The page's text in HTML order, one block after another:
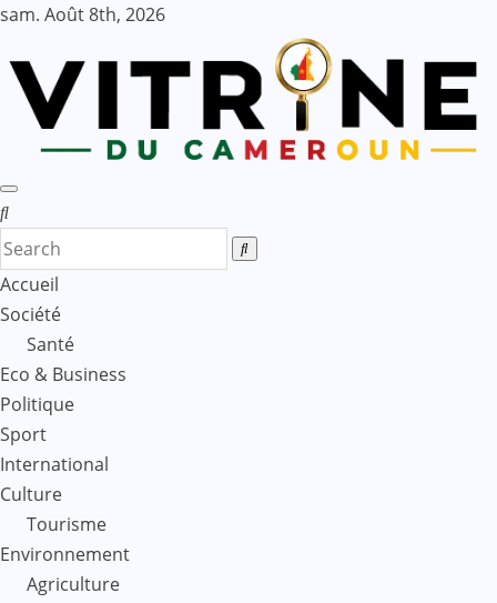
Skip
content
sam. Août 8th, 2026
Accueil
Société
Santé
Eco & Business
Politique
Sport
International
Culture
Tourisme
Environnement
Agriculture